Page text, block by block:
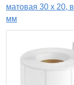
матовая 30 x 20,
мм